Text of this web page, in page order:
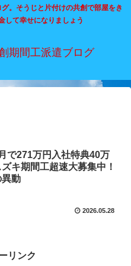
。そうじと片付けの共創で部屋をき
して幸せになりましょう
期間工派遣ブログ
で271万円入社特典40万
ズキ期間工超速大募集中！
動
2026.05.28
リンク